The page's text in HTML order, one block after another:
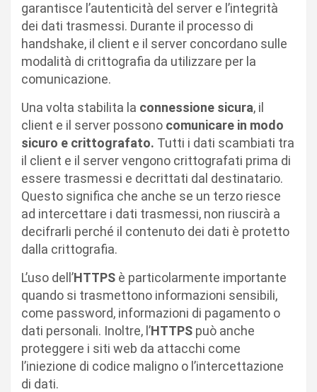
garantisce l’autenticità del server e l’integrità
dei dati trasmessi. Durante il processo di
handshake, il client e il server concordano sulle
modalità di crittografia da utilizzare per la
comunicazione.
Una volta stabilita la connessione sicura, il
client e il server possono comunicare in modo
sicuro e crittografato. Tutti i dati scambiati tra
il client e il server vengono crittografati prima di
essere trasmessi e decrittati dal destinatario.
Questo significa che anche se un terzo riesce
ad intercettare i dati trasmessi, non riuscirà a
decifrarli perché il contenuto dei dati è protetto
dalla crittografia.
L’uso dell’HTTPS è particolarmente importante
quando si trasmettono informazioni sensibili,
come password, informazioni di pagamento o
dati personali. Inoltre, l’HTTPS può anche
proteggere i siti web da attacchi come
l’iniezione di codice maligno o l’intercettazione
di dati.